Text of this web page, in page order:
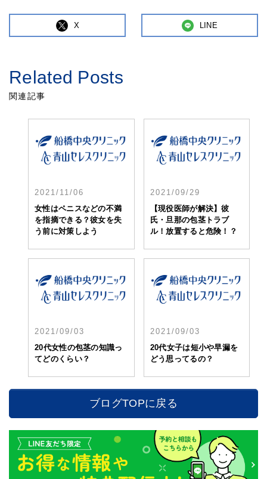
X LINE
Related Posts
関連記事
2021/11/06
女性はペニスなどの不満
を指摘できる？彼女を失
う前に対策しよう
2021/09/29
【現役医師が解決】彼
氏・旦那の包茎トラブ
ル！放置すると危険！？
2021/09/03
20代女性の包茎の知識っ
てどのくらい？
2021/09/03
20代女子は短小や早漏を
どう思ってるの？
ブログTOPに戻る